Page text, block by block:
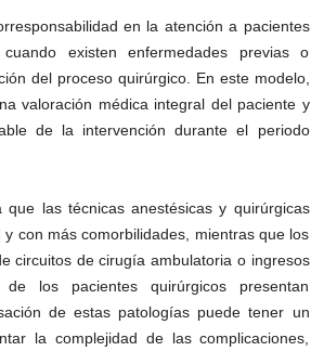
en la atención a pacientes
existen enfermedades previas o
del proceso quirúrgico. En este modelo,
valoración médica integral del paciente y
de la intervención durante el periodo
las técnicas anestésicas y quirúrgicas
con más comorbilidades, mientras que los
circuitos de cirugía ambulatoria o ingresos
los pacientes quirúrgicos presentan
de estas patologías puede tener un
la complejidad de las complicaciones,